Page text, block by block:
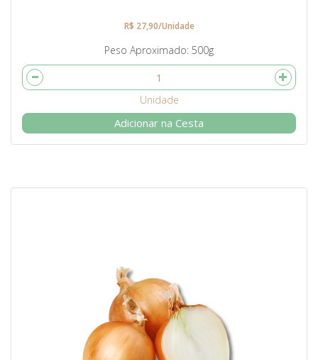
Peso Aproximado 500g
R$ 27,90/Unidade
Adicionar na Cesta